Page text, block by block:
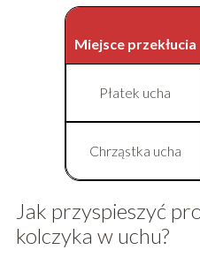
Miejsce przekłucia
Płatek ucha
Chrząstka ucha
Jak przyspieszyć
kolczyka w uchu?